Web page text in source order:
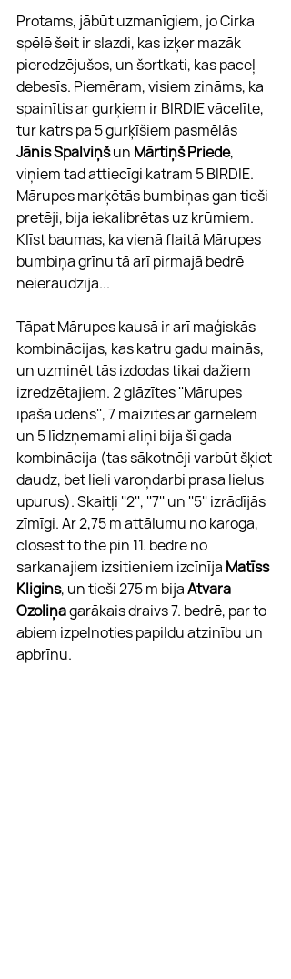
Protams, jābūt uzmanīgiem, jo Cirka
spēlē šeit ir slazdi, kas izķer mazāk
pieredzējušos, un šortkati, kas paceļ
debesīs. Piemēram, visiem zināms, ka
spainītis ar gurķiem ir BIRDIE vācelīte,
tur katrs pa 5 gurķīšiem pasmēlās
Jānis Spalviņš un Mārtiņš Priede,
viņiem tad attiecīgi katram 5 BIRDIE.
Mārupes marķētās bumbiņas gan tieši
pretēji, bija iekalibrētas uz krūmiem.
Klīst baumas, ka vienā flaitā Mārupes
bumbiņa grīnu tā arī pirmajā bedrē
neieraudzīja...
Tāpat Mārupes kausā ir arī maģiskās
kombinācijas, kas katru gadu mainās,
un uzminēt tās izdodas tikai dažiem
izredzētajiem. 2 glāzītes ''Mārupes
īpašā ūdens'', 7 maizītes ar garnelēm
un 5 līdzņemami aliņi bija šī gada
kombinācija (tas sākotnēji varbūt šķiet
daudz, bet lieli varoņdarbi prasa lielus
upurus). Skaitļi ''2'', ''7'' un ''5'' izrādījās
zīmīgi. Ar 2,75 m attālumu no karoga,
closest to the pin 11. bedrē no
sarkanajiem izsitieniem izcīnīja Matīss
Kligins, un tieši 275 m bija Atvara
Ozoliņa garākais draivs 7. bedrē, par to
abiem izpelnoties papildu atzinību un
apbrīnu.